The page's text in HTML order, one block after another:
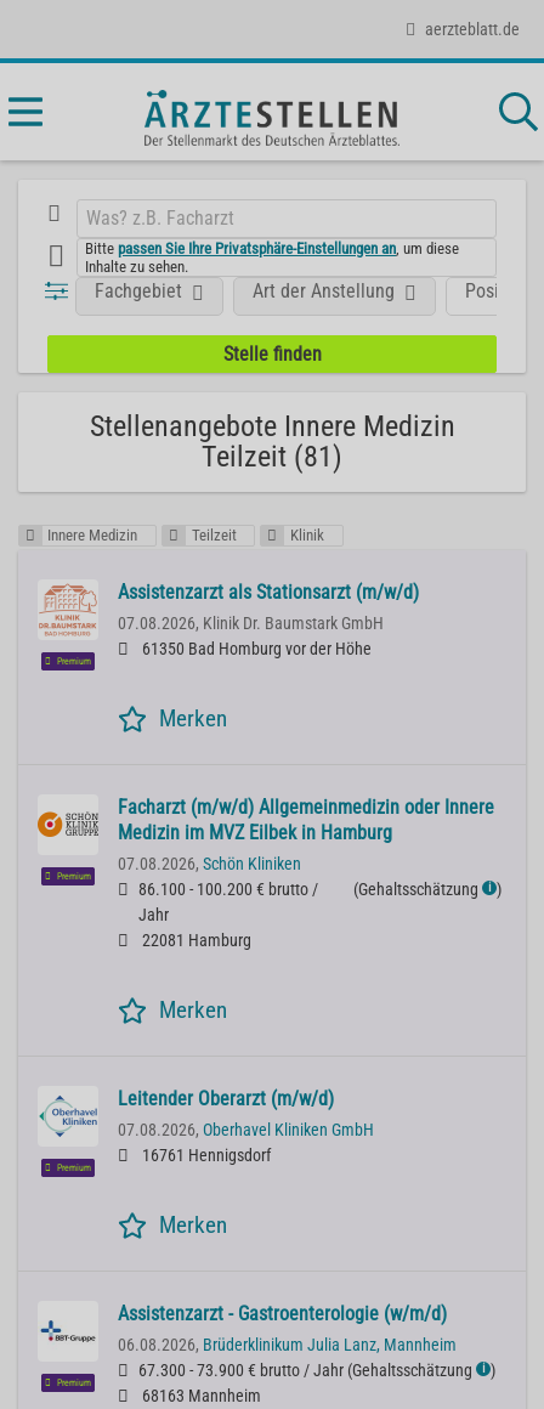
aerzteblatt.de
Bittepassen Sie Ihre Privatsphäre-Einstellungen an , um diese
Inhalte zu sehen.
Position
Fachgebiet Art der Anstellung
Stellenangebote Innere Medizin
Teilzeit (81)
Innere Medizin Teilzeit Klinik
Premium
Assistenzarzt als Stationsarzt (m/w/d)
07.08.2026, Klinik Dr. Baumstark GmbH
61350 Bad Homburg vor der Höhe
Merken
Premium
Facharzt (m/w/d) Allgemeinmedizin oder Innere
Medizin im MVZ Eilbek in Hamburg
07.08.2026, Schön Kliniken
86.100 - 100.200 € brutto /
Jahr
(Gehaltsschätzung ℹ )
22081 Hamburg
Merken
Premium
Leitender Oberarzt (m/w/d)
07.08.2026, Oberhavel Kliniken GmbH
16761 Hennigsdorf
Merken
Premium
Assistenzarzt - Gastroenterologie (w/m/d)
06.08.2026, Brüderklinikum Julia Lanz, Mannheim
67.300 - 73.900 € brutto / Jahr (Gehaltsschätzung ℹ )
68163 Mannheim